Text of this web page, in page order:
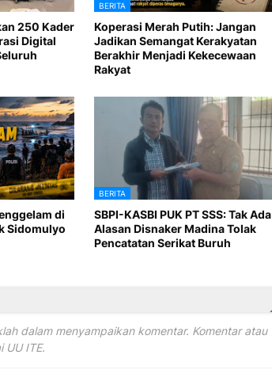
250 Kader
Digital
BERITA
Koperasi Merah Putih: Jangan
Jadikan Semangat Kerakyatan
Berakhir Menjadi Kekecewaan
Rakyat
di
Sidomulyo
BERITA
SBPI-KASBI PUK PT SSS: Tak Ada
Alasan Disnaker Madina Tolak
Pencatatan Serikat Buruh
dalam menyampaikan komentar. Komentar atau
UU ITE.